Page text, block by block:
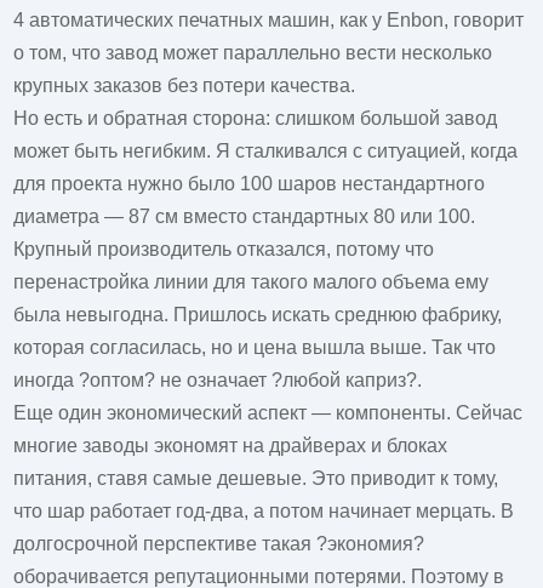
4 автоматических печатных машин, как у Enbon, говорит
о том, что завод может параллельно вести несколько
крупных заказов без потери качества.
Но есть и обратная сторона: слишком большой завод
может быть негибким. Я сталкивался с ситуацией, когда
для проекта нужно было 100 шаров нестандартного
диаметра — 87 см вместо стандартных 80 или 100.
Крупный производитель отказался, потому что
перенастройка линии для такого малого объема ему
была невыгодна. Пришлось искать среднюю фабрику,
которая согласилась, но и цена вышла выше. Так что
иногда ?оптом? не означает ?любой каприз?.
Еще один экономический аспект — компоненты. Сейчас
многие заводы экономят на драйверах и блоках
питания, ставя самые дешевые. Это приводит к тому,
что шар работает год-два, а потом начинает мерцать. В
долгосрочной перспективе такая ?экономия?
оборачивается репутационными потерями. Поэтому в